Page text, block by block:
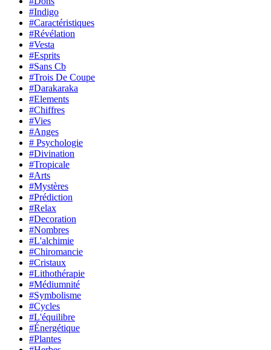
#Indigo
#Caractéristiques
#Révélation
#Vesta
#Esprits
#Sans Cb
#Trois De Coupe
#Darakaraka
#Elements
#Chiffres
#Vies
#Anges
# Psychologie
#Divination
#Tropicale
#Arts
#Mystères
#Prédiction
#Relax
#Decoration
#Nombres
#L'alchimie
#Chiromancie
#Cristaux
#Lithothérapie
#Médiumnité
#Symbolisme
#Cycles
#L'équilibre
#Énergétique
#Plantes